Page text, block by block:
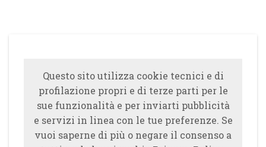
Questo sito utilizza cookie tecnici e di
profilazione propri e di terze parti per le
sue funzionalità e per inviarti pubblicità
e servizi in linea con le tue preferenze. Se
vuoi saperne di più o negare il consenso a